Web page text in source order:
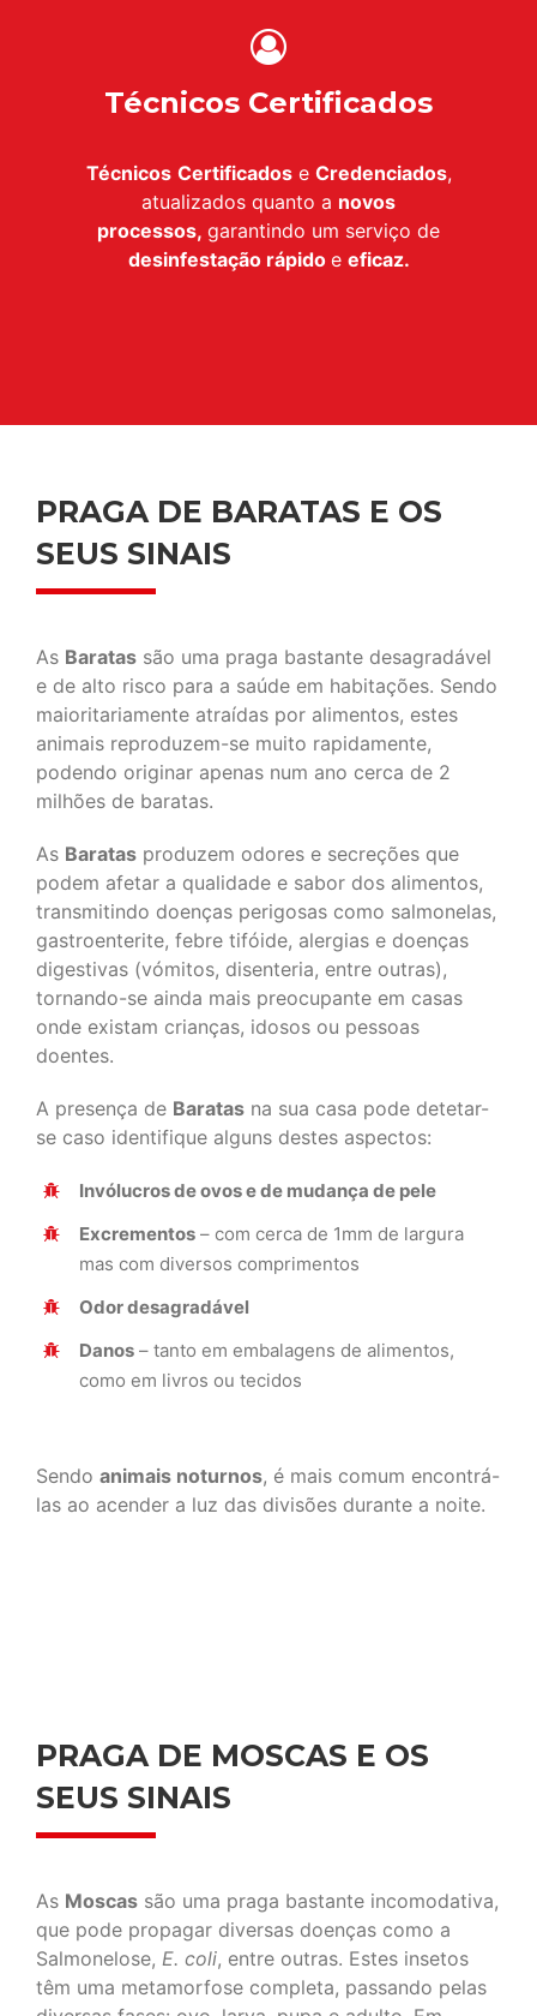
Técnicos Certificados
Técnicos Certificadose Credenciados,
atualizados quanto a novos
processos, garantindo um serviço de
desinfestaçãorápido e eficaz.
PRAGA DE BARATAS E OS
SEUS SINAIS
As Baratas são uma praga bastante desagradável
e de alto risco para a saúde em habitações. Sendo
maioritariamente atraídas por alimentos, estes
animais reproduzem-se muito rapidamente,
podendo originar apenas num ano cerca de 2
milhões de baratas.
As Baratas produzem odores e secreções que
podem afetar a qualidade e sabor dos alimentos,
transmitindo doenças perigosas como salmonelas,
gastroenterite, febre tifóide, alergias e doenças
digestivas (vómitos, disenteria, entre outras),
tornando-se ainda mais preocupante em casas
onde existam crianças, idosos ou pessoas
doentes.
A presença de Baratas na sua casa pode detetar-
se caso identifique alguns destes aspectos:
Invólucros de ovos e de mudança de pele
Excrementos – com cerca de 1mm de largura
mas com diversos comprimentos
Odor desagradável
Danos – tanto em embalagens de alimentos,
como em livros ou tecidos
Sendo animais noturnos, é mais comum encontrá-
las ao acender a luz das divisões durante a noite.
PRAGA DE MOSCAS E OS
SEUS SINAIS
As Moscas são uma praga bastante incomodativa,
que pode propagar diversas doenças como a
Salmonelose, E. coli, entre outras. Estes insetos
têm uma metamorfose completa, passando pelas